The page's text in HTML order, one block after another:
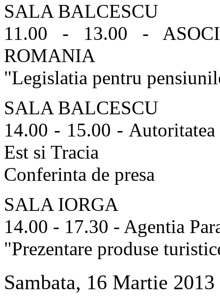
SALA BALCESCU
11.00 - 13.00 -
ROMANIA
"Legislatia pentru
SALA BALCESCU
14.00 - 15.00 -
Est si Tracia
Conferinta de presa
SALA IORGA
14.00 - 17.30 - Agentia
"Prezentare produse
Sambata, 16 Martie 2013